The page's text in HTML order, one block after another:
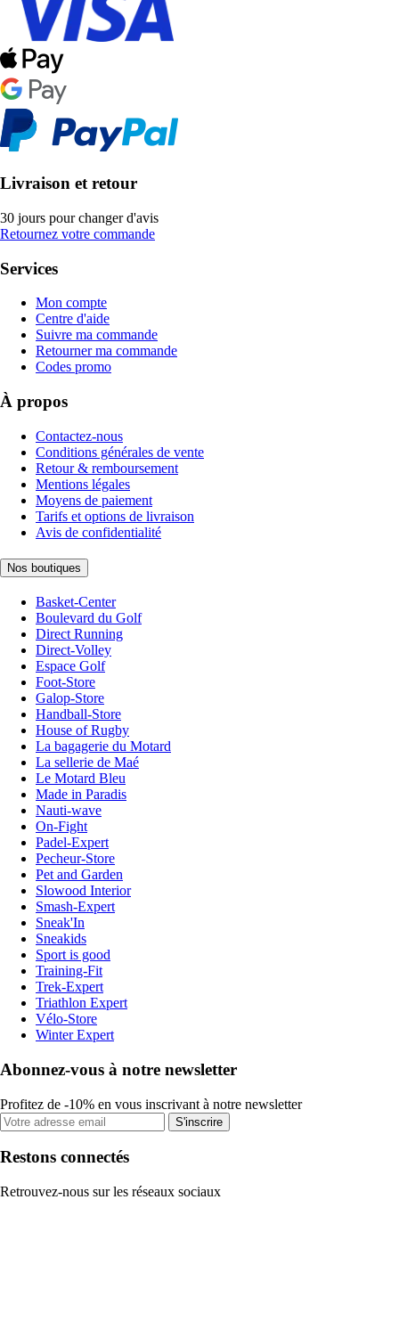
Livraison et retour
30 jours pour changer d'avis
Retournez votre commande
Services
Mon compte
Centre d'aide
Suivre ma commande
Retourner ma commande
Codes promo
À propos
Contactez-nous
Conditions générales de vente
Retour & remboursement
Mentions légales
Moyens de paiement
Tarifs et options de livraison
Avis de confidentialité
Nos boutiques
Basket-Center
Boulevard du Golf
Direct Running
Direct-Volley
Espace Golf
Foot-Store
Galop-Store
Handball-Store
House of Rugby
La bagagerie du Motard
La sellerie de Maé
Le Motard Bleu
Made in Paradis
Nauti-wave
On-Fight
Padel-Expert
Pecheur-Store
Pet and Garden
Slowood Interior
Smash-Expert
Sneak'In
Sneakids
Sport is good
Training-Fit
Trek-Expert
Triathlon Expert
Vélo-Store
Winter Expert
Abonnez-vous à notre newsletter
Profitez de -10% en vous inscrivant à notre newsletter
S'inscrire
Restons connectés
Retrouvez-nous sur les réseaux sociaux